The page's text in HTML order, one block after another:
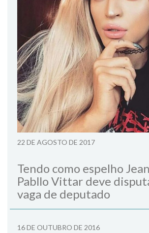
22 DE AGOSTO DE 2017
Tendo como espelho
Pabllo Vittar deve
vaga de deputado
16 DE OUTUBRO DE 2016